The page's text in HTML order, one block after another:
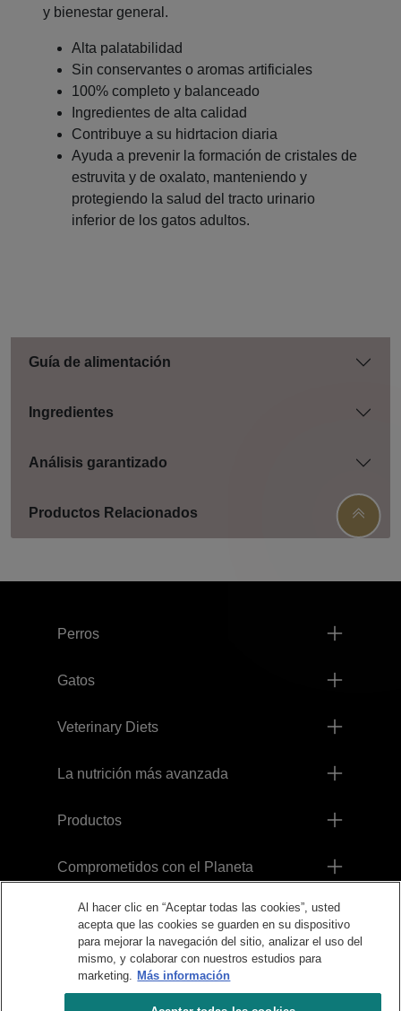
y bienestar general.
Alta palatabilidad
Sin conservantes o aromas artificiales
100% completo y balanceado
Ingredientes de alta calidad
Contribuye a su hidrtacion diaria
Ayuda a prevenir la formación de cristales de
estruvita y de oxalato, manteniendo y
protegiendo la salud del tracto urinario
inferior de los gatos adultos.
Guía de alimentación
Ingredientes
Análisis garantizado
Productos Relacionados
Perros
Gatos
Veterinary Diets
La nutrición más avanzada
Productos
Comprometidos con el Planeta
Legales
Al hacer clic en “Aceptar todas las cookies”, usted
acepta que las cookies se guarden en su dispositivo
para mejorar la navegación del sitio, analizar el uso del
mismo, y colaborar con nuestros estudios para
marketing. Más información